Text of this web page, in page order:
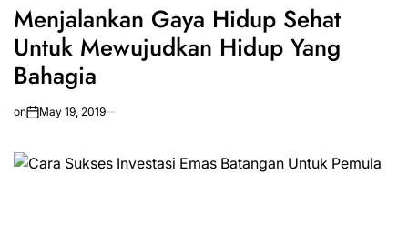
Menjalankan Gaya Hidup Sehat
Untuk Mewujudkan Hidup Yang
Bahagia
on May 19, 2019